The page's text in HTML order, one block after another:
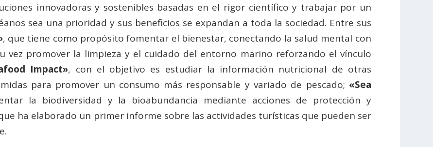
innovadoras y sostenibles basadas en el rigor científico y trabajar por un
sea una prioridad y sus beneficios se expandan a toda la sociedad. Entre sus
, que tiene como propósito fomentar el bienestar, conectando la salud mental con
vez promover la limpieza y el cuidado del entorno marino reforzando el vínculo
Impact», con el objetivo es estudiar la información nutricional de otras
para promover un consumo más responsable y variado de pescado; «Sea
la biodiversidad y la bioabundancia mediante acciones de protección y
ha elaborado un primer informe sobre las actividades turísticas que pueden ser